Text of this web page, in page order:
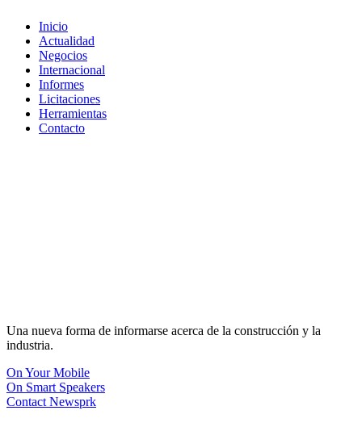
Inicio
Actualidad
Negocios
Internacional
Informes
Licitaciones
Herramientas
Contacto
Una nueva forma de informarse acerca de la construcción y la
industria.
On Your Mobile
On Smart Speakers
Contact Newsprk